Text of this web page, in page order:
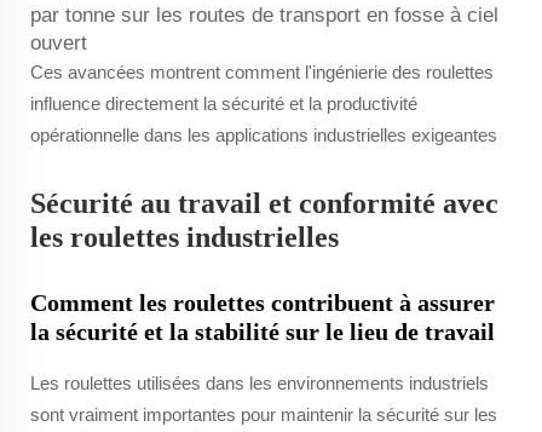
par tonne sur les routes de transport en fosse à ciel
ouvert
Ces avancées montrent comment l'ingénierie des roulettes
influence directement la sécurité et la productivité
opérationnelle dans les applications industrielles exigeantes
Sécurité au travail et conformité avec
les roulettes industrielles
Comment les roulettes contribuent à assurer
la sécurité et la stabilité sur le lieu de travail
Les roulettes utilisées dans les environnements industriels
sont vraiment importantes pour maintenir la sécurité sur les